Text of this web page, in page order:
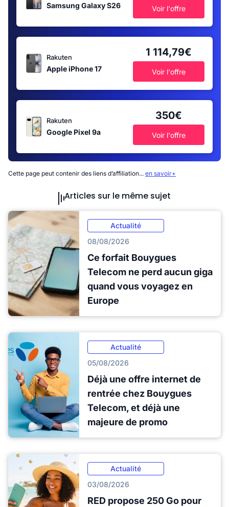
Samsung Galaxy S26 Voir l'offre
Rakuten
Apple iPhone 17
1 114,79€
Voir l'offre
Rakuten
Google Pixel 9a
350€
Voir l'offre
Cette page peut contenir des liens d’affiliation... en savoir+
Articles sur le même sujet
Actualité
08/08/2026
Ce forfait Bouygues
Telecom ne perd aucun giga
quand vous voyagez en
Europe
Actualité
05/08/2026
Déjà une offre internet de
rentrée chez Bouygues
Telecom, et déjà une
majeure de promo
Actualité
03/08/2026
RED propose 250 Go pour